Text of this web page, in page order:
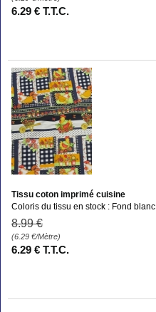
6.29 € T.T.C.
Tissu coton imprimé cuisine
Coloris du tissu en stock : Fond
8.99 €
(6.29 €/Mètre)
6.29 € T.T.C.